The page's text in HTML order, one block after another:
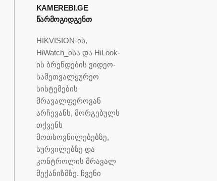
KAMEREBI.GE
ᲬᲐᲠᲛᲝᲒᲘᲓᲒᲔᲜᲗ
HIKVISION-ის,
HiWatch_ისა და HiLook-
ის ბრენდების ვიდეო-
სამეთვალყურეო
სისტემების
მრავალფეროვან
არჩევანს, მორგებულს
თქვენს
მოთხოვნილებებზე,
სურვილებზე და
კონტროლის მრავალ
მექანიზმზე. ჩვენი